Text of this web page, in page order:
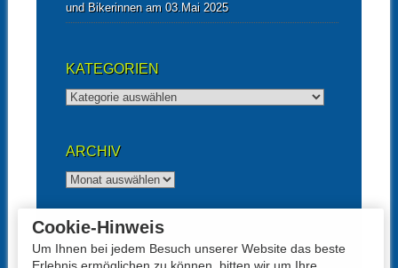
und Bikerinnen am 03.Mai 2025
KATEGORIEN
Kategorien
ARCHIV
Archiv
UNTERSTÜTZT VON
Cookie-Hinweis
Um Ihnen bei jedem Besuch unserer Website das beste